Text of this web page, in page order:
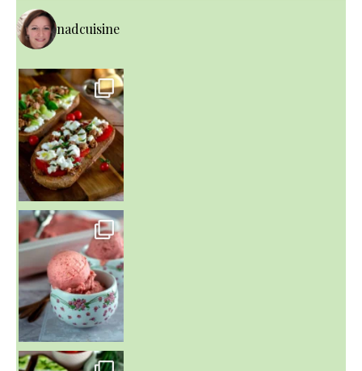
nadcuisine
~ NICE CREAM À LA FRAISE ~
Presque un mois que